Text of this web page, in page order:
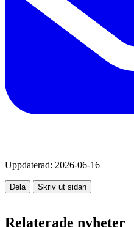
Uppdaterad: 2026-06-16
Dela Skriv ut sidan
Relaterade nyheter